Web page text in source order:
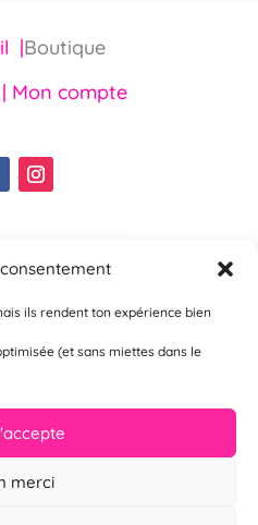
ils rendent ton expérience bien
(et sans miettes dans le
merci
|Boutique
Mon compte